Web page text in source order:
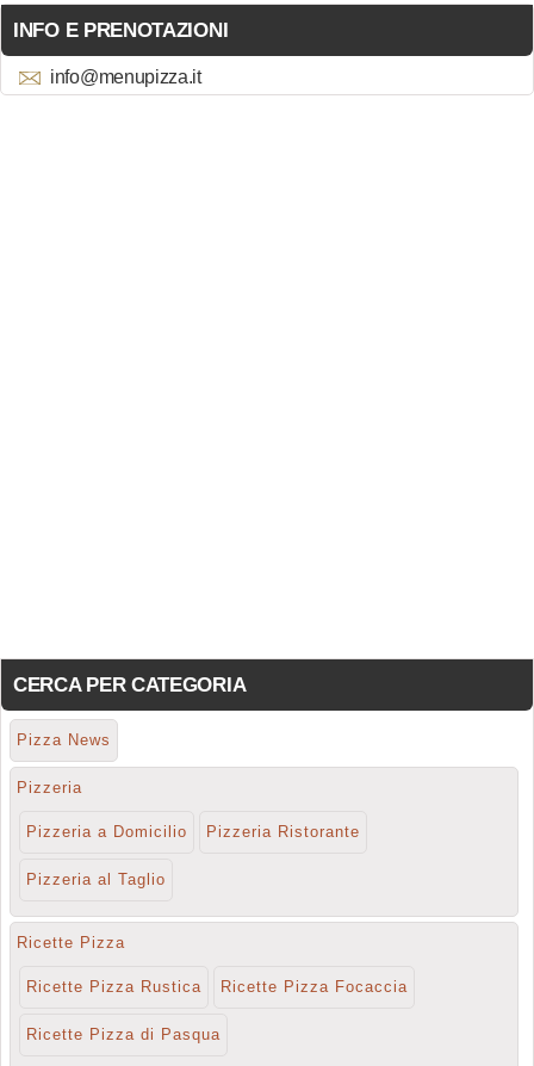
INFO E PRENOTAZIONI
info@menupizza.it
CERCA PER CATEGORIA
Pizza News
Pizzeria
Pizzeria a Domicilio Pizzeria Ristorante
Pizzeria al Taglio
Ricette Pizza
Ricette Pizza Rustica Ricette Pizza Focaccia
Ricette Pizza di Pasqua